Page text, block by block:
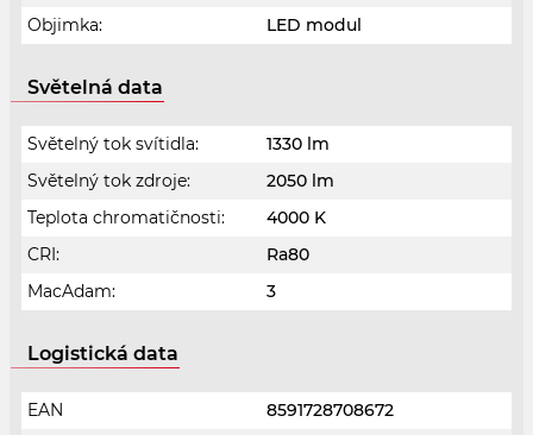
Objimka:
LED modul
Světelná data
Světelný tok svítidla:
1330 lm
Světelný tok zdroje:
2050 lm
Teplota chromatičnosti:
4000 K
CRI:
Ra80
MacAdam:
3
Logistická data
EAN
8591728708672